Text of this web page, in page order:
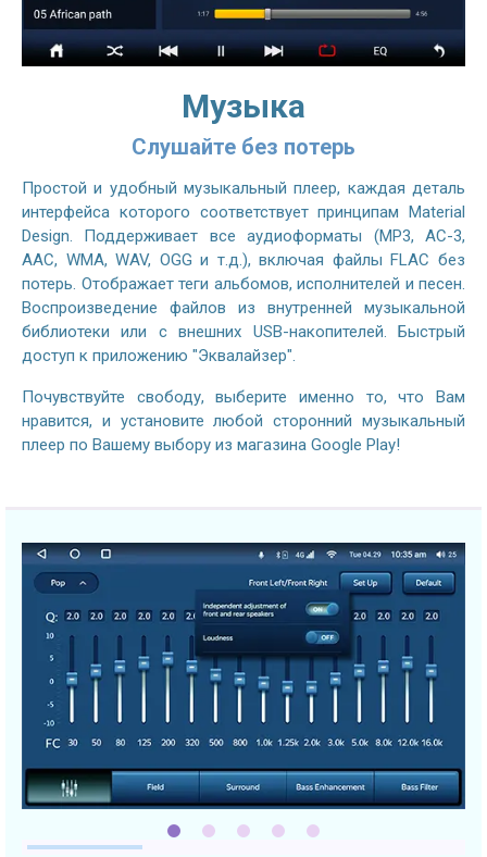
Музыка
Слушайте без потерь
Простой и удобный музыкальный плеер, каждая деталь
интерфейса которого соответствует принципам Material
Design. Поддерживает все аудиоформаты (MP3, AC-3,
AAC, WMA, WAV, OGG и т.д.), включая файлы FLAC без
потерь. Отображает теги альбомов, исполнителей и песен.
Воспроизведение файлов из внутренней музыкальной
библиотеки или с внешних USB-накопителей. Быстрый
доступ к приложению "Эквалайзер".
Почувствуйте свободу, выберите именно то, что Вам
нравится, и установите любой сторонний музыкальный
плеер по Вашему выбору из магазина Google Play!